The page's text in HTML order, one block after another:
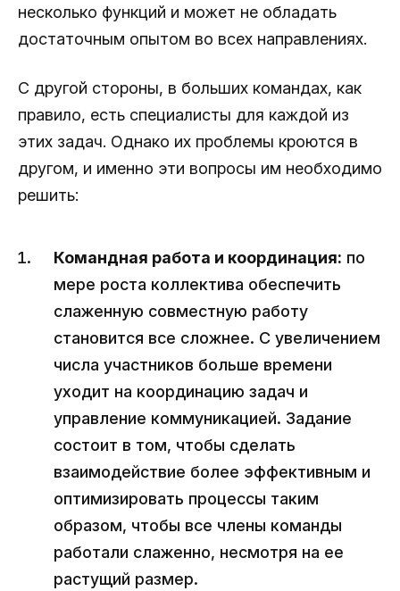
несколько функций и может не обладать
достаточным опытом во всех направлениях.
С другой стороны, в больших командах, как
правило, есть специалисты для каждой из
этих задач. Однако их проблемы кроются в
другом, и именно эти вопросы им необходимо
решить:
Командная работа и координация: по
мере роста коллектива обеспечить
слаженную совместную работу
становится все сложнее. С увеличением
числа участников больше времени
уходит на координацию задач и
управление коммуникацией. Задание
состоит в том, чтобы сделать
взаимодействие более эффективным и
оптимизировать процессы таким
образом, чтобы все члены команды
работали слаженно, несмотря на ее
растущий размер.